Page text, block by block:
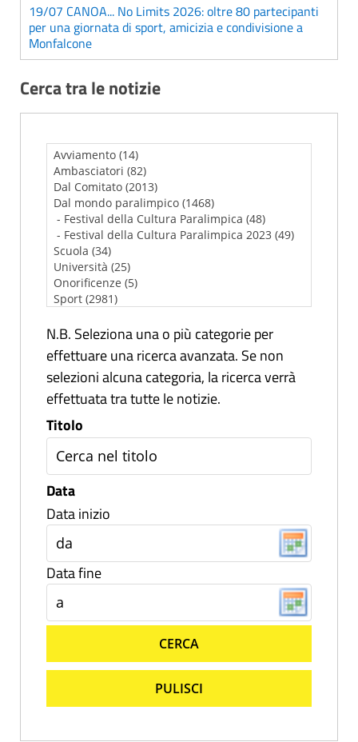
19/07 CANOA... No Limits 2026: oltre 80 partecipanti
per una giornata di sport, amicizia e condivisione a
Monfalcone
Cerca tra le notizie
N.B. Seleziona una o più categorie per
effettuare una ricerca avanzata. Se non
selezioni alcuna categoria, la ricerca verrà
effettuata tra tutte le notizie.
Titolo
Data
Data inizio
Data fine
CERCA
PULISCI